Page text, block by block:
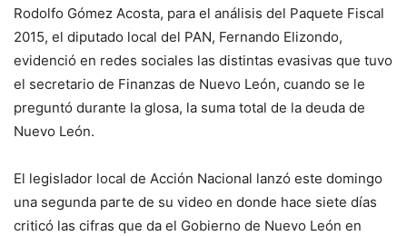
Rodolfo Gómez Acosta, para el análisis del Paquete Fiscal
2015, el diputado local del PAN, Fernando Elizondo,
evidenció en redes sociales las distintas evasivas que tuvo
el secretario de Finanzas de Nuevo León, cuando se le
preguntó durante la glosa, la suma total de la deuda de
Nuevo León.
El legislador local de Acción Nacional lanzó este domingo
una segunda parte de su video en donde hace siete días
criticó las cifras que da el Gobierno de Nuevo León en